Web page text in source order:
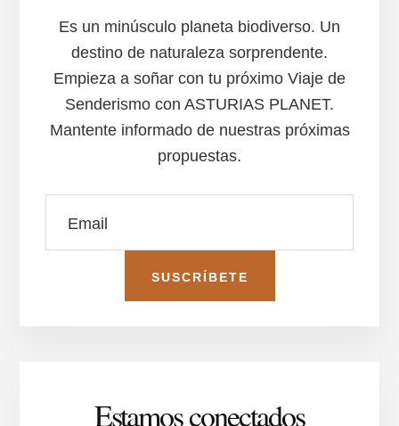
Es un minúsculo planeta biodiverso. Un
destino de naturaleza sorprendente.
Empieza a soñar con tu próximo Viaje de
Senderismo con ASTURIAS PLANET.
Mantente informado de nuestras próximas
propuestas.
Estamos conectados